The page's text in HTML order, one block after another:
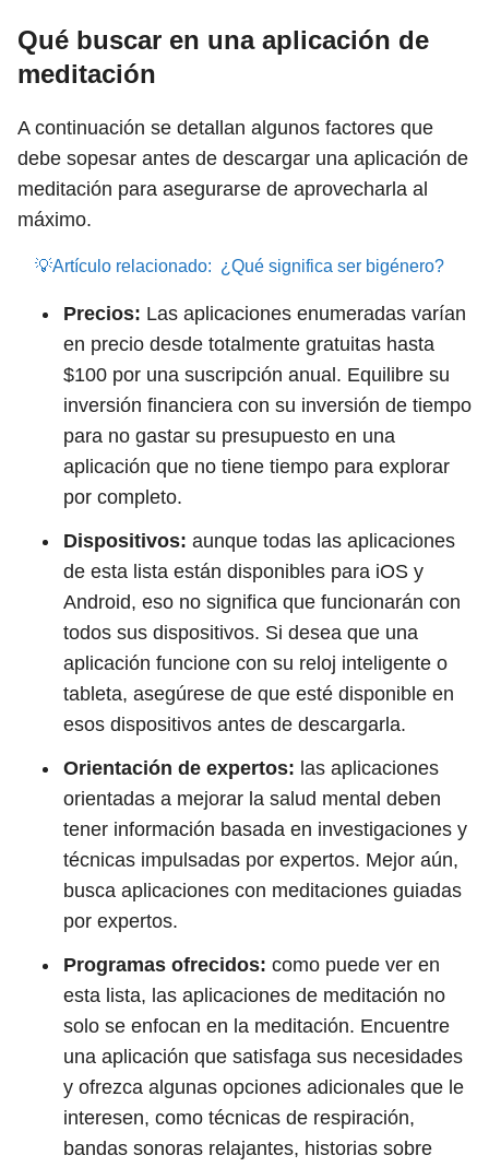
Qué buscar en una aplicación de
meditación
A continuación se detallan algunos factores que
debe sopesar antes de descargar una aplicación de
meditación para asegurarse de aprovecharla al
máximo.
💡Artículo relacionado: ¿Qué significa ser bigénero?
Precios: Las aplicaciones enumeradas varían
en precio desde totalmente gratuitas hasta
$100 por una suscripción anual. Equilibre su
inversión financiera con su inversión de tiempo
para no gastar su presupuesto en una
aplicación que no tiene tiempo para explorar
por completo.
Dispositivos: aunque todas las aplicaciones
de esta lista están disponibles para iOS y
Android, eso no significa que funcionarán con
todos sus dispositivos. Si desea que una
aplicación funcione con su reloj inteligente o
tableta, asegúrese de que esté disponible en
esos dispositivos antes de descargarla.
Orientación de expertos: las aplicaciones
orientadas a mejorar la salud mental deben
tener información basada en investigaciones y
técnicas impulsadas por expertos. Mejor aún,
busca aplicaciones con meditaciones guiadas
por expertos.
Programas ofrecidos: como puede ver en
esta lista, las aplicaciones de meditación no
solo se enfocan en la meditación. Encuentre
una aplicación que satisfaga sus necesidades
y ofrezca algunas opciones adicionales que le
interesen, como técnicas de respiración,
bandas sonoras relajantes, historias sobre